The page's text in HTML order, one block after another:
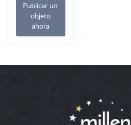
Publicar un
objeto
ahora